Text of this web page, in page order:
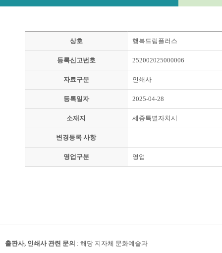
상호 행복드림플러스
등록신고번호 252002025000006
자료구분 인쇄사
등록일자 2025-04-28
소재지 세종특별자치시
변경등록 사항
영업구분 영업
출판사, 인쇄사 관련 문의 : 해당 지자체 문화예술과